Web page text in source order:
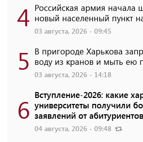
4 Российская армия начала
новый населенный пункт
03 августа, 2026 - 09:45
5 В пригороде Харькова
воду из кранов и мыть ею
03 августа, 2026 - 14:18
6 Вступление-2026: какие
университеты получили
заявлений от абитуриентов
04 августа, 2026 - 09:48